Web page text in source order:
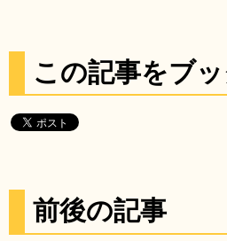
この記事をブ
前後の記事